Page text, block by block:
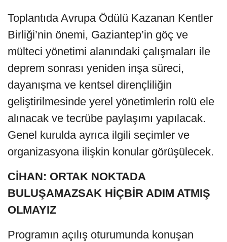
Toplantıda Avrupa Ödülü Kazanan Kentler
Birliği’nin önemi, Gaziantep’in göç ve
mülteci yönetimi alanındaki çalışmaları ile
deprem sonrası yeniden inşa süreci,
dayanışma ve kentsel dirençliliğin
geliştirilmesinde yerel yönetimlerin rolü ele
alınacak ve tecrübe paylaşımı yapılacak.
Genel kurulda ayrıca ilgili seçimler ve
organizasyona ilişkin konular görüşülecek.
CİHAN: ORTAK NOKTADA
BULUŞAMAZSAK HİÇBİR ADIM ATMIŞ
OLMAYIZ
Programın açılış oturumunda konuşan